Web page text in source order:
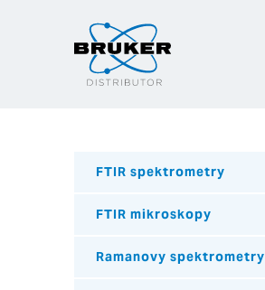
FTIR spektrometry
FTIR mikroskopy
Ramanovy spektrometry